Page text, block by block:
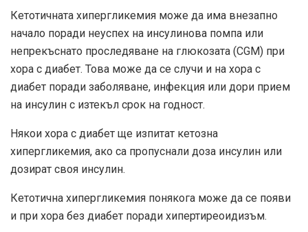
Кетотичната хипергликемия може да има внезапно
начало поради неуспех на инсулинова помпа или
непрекъснато проследяване на глюкозата (CGM) при
хора с диабет. Това може да се случи и на хора с
диабет поради заболяване, инфекция или дори прием
на инсулин с изтекъл срок на годност.
Някои хора с диабет ще изпитат кетозна
хипергликемия, ако са пропуснали доза инсулин или
дозират своя инсулин.
Кетотична хипергликемия понякога може да се появи
и при хора без диабет поради хипертиреоидизъм.